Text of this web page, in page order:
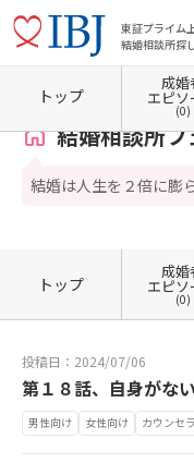
東証プライム
結婚相談所探
ホーム 福岡県の結婚相談所
結婚相談所
結婚は人生を２倍に膨
トップ
成婚
エピソ
(0)
トップ
成婚
エピソ
(0)
投稿日：2024/07/06
第１８話、自身がな
男性向け 女性向け カウンセ